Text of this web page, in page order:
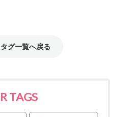
グ一覧へ戻る
TAGS